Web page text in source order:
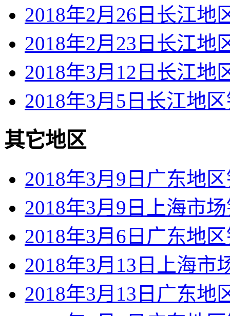
2018年2月26日长江地
2018年2月23日长江地
2018年3月12日长江地
2018年3月5日长江地
其它地区
2018年3月9日广东地
2018年3月9日上海市
2018年3月6日广东地
2018年3月13日上海市
2018年3月13日广东地